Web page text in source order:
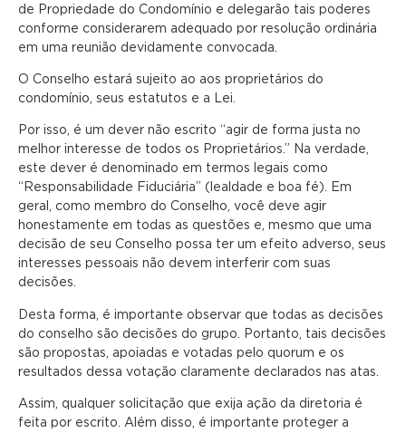
de Propriedade do Condomínio e delegarão tais poderes
conforme considerarem adequado por resolução ordinária
em uma reunião devidamente convocada.
O Conselho estará sujeito ao aos proprietários do
condomínio, seus estatutos e a Lei.
Por isso, é um dever não escrito “agir de forma justa no
melhor interesse de todos os Proprietários.” Na verdade,
este dever é denominado em termos legais como
“Responsabilidade Fiduciária” (lealdade e boa fé). Em
geral, como membro do Conselho, você deve agir
honestamente em todas as questões e, mesmo que uma
decisão de seu Conselho possa ter um efeito adverso, seus
interesses pessoais não devem interferir com suas
decisões.
Desta forma, é importante observar que todas as decisões
do conselho são decisões do grupo. Portanto, tais decisões
são propostas, apoiadas e votadas pelo quorum e os
resultados dessa votação claramente declarados nas atas.
Assim, qualquer solicitação que exija ação da diretoria é
feita por escrito. Além disso, é importante proteger a